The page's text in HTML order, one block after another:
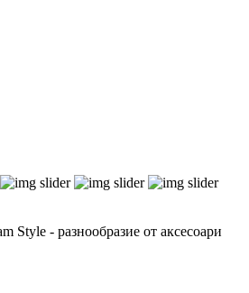
Style - разнообразие от аксесоари